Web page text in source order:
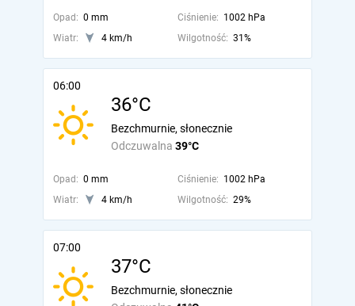
Opad: 0 mm Ciśnienie: 1002 hPa
Wiatr:
4 km/h Wilgotność: 31%
06:00
36°C
Odczuwalna 39°C
Bezchmurnie, słonecznie
Opad: 0 mm Ciśnienie: 1002 hPa
Wiatr:
4 km/h Wilgotność: 29%
07:00
37°C
Bezchmurnie, słonecznie